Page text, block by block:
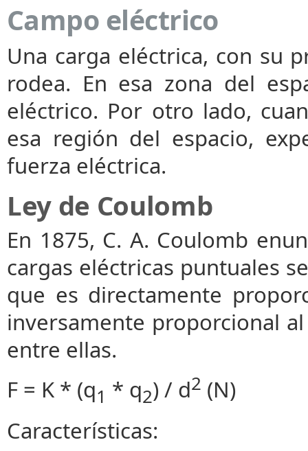
Campo eléctrico
Una carga eléctrica, con su
rodea. En esa zona del
eléctrico. Por otro lado,
esa región del espacio,
fuerza eléctrica.
Ley de Coulomb
En 1875, C. A. Coulomb
cargas eléctricas puntuales
que es directamente
inversamente proporcional
entre ellas.
F = K * (q1 * q2) / d2 (N)
Características: